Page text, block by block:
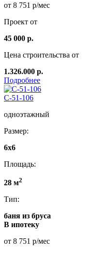
от 8 751 р/мес
Проект от
45 000 р.
Цена строительства от
1.326.000 р.
Подробнее
C-51-106
одноэтажный
Размер:
6x6
Площадь:
28 м2
Тип:
баня из бруса
В ипотеку
от 8 751 р/мес